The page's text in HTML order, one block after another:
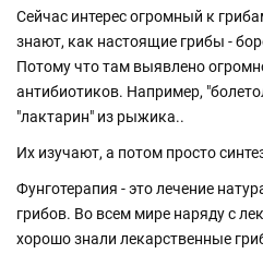
Сейчас интерес огромный к
знают, как настоящие грибы -
Потому что там выявлено
антибиотиков. Например,
"лактарин" из рыжика..
Их изучают, а потом просто
Фунготерапия - это лечение
грибов. Во всем мире наряду с
хорошо знали лекарственные